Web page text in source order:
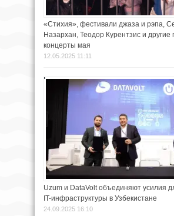
«Стихия», фестивали джаза и рэпа,
Назархан, Теодор Курентзис и другие
концерты мая
12.05.2025 11:11
Uzum и DataVolt объединяют усилия
IT-инфраструктуры в Узбекистане
24.09.2025 16:10